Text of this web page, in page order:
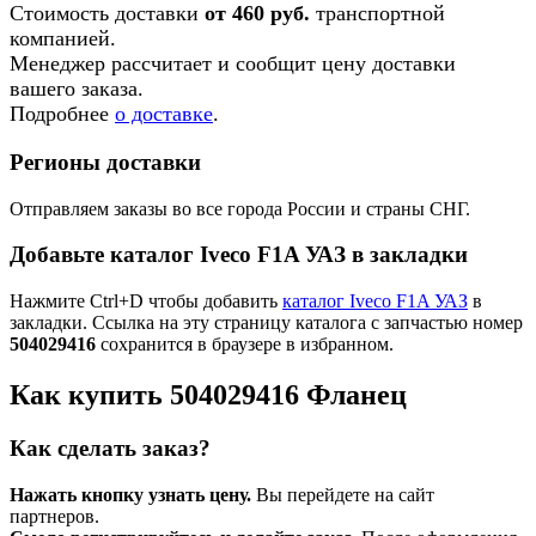
Стоимость доставки от 460 руб. транспортной
компанией.
Менеджер рассчитает и сообщит цену доставки
вашего заказа.
Подробнее о доставке.
Регионы доставки
Отправляем заказы во все города России и страны СНГ.
Добавьте каталог Iveco F1A УАЗ в закладки
Нажмите Ctrl+D чтобы добавить каталог Iveco F1A УАЗ в
закладки. Ссылка на эту страницу каталога с запчастью номер
504029416 сохранится в браузере в избранном.
Как купить 504029416 Фланец
Как сделать заказ?
Нажать кнопку узнать цену. Вы перейдете на сайт
партнеров.